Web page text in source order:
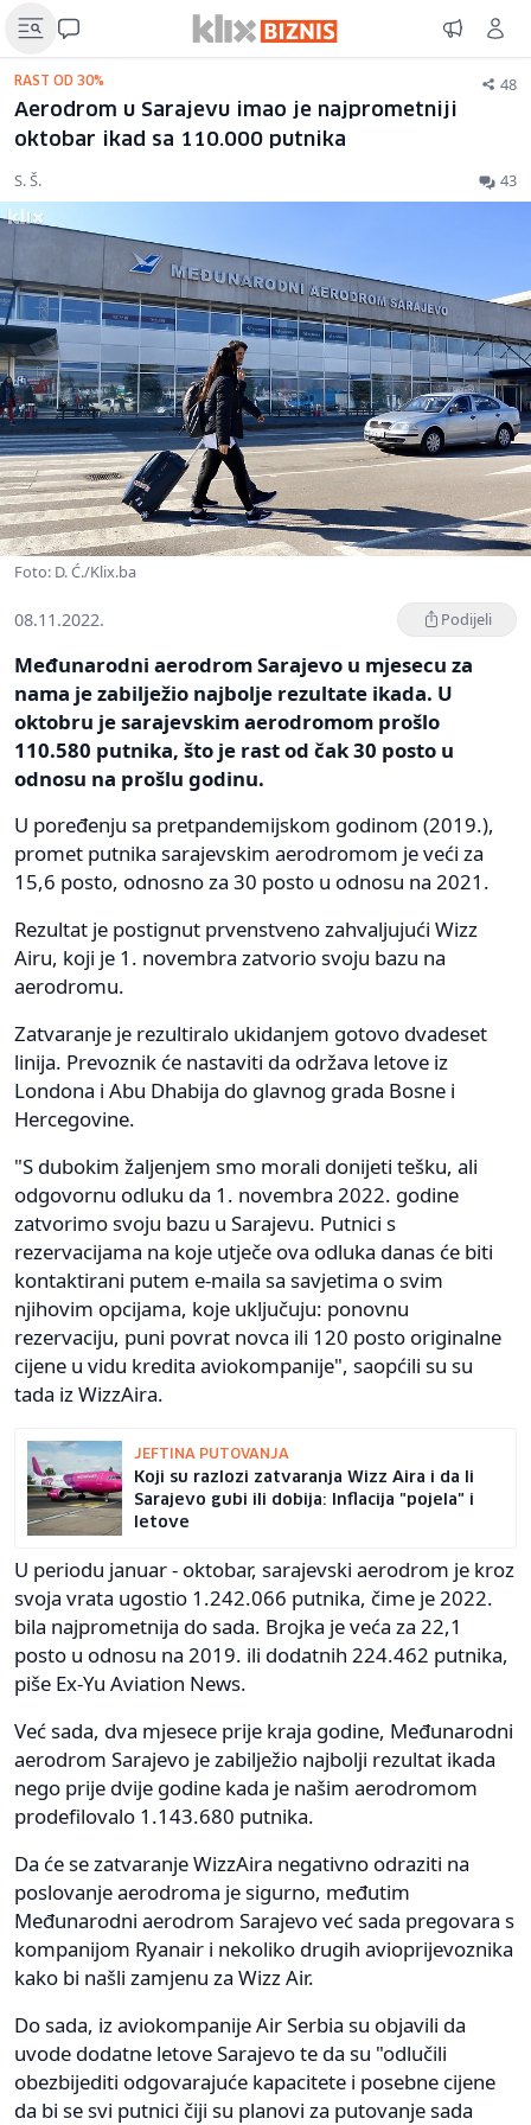
RAST OD 30% 48
Aerodrom u Sarajevu imao je najprometniji
oktobar ikad sa 110.000 putnika
S. Š. 43
Foto: D. Ć./Klix.ba
08.11.2022. Podijeli
Međunarodni aerodrom Sarajevo u mjesecu za
nama je zabilježio najbolje rezultate ikada. U
oktobru je sarajevskim aerodromom prošlo
110.580 putnika, što je rast od čak 30 posto u
odnosu na prošlu godinu.
U poređenju sa pretpandemijskom godinom (2019.),
promet putnika sarajevskim aerodromom je veći za
15,6 posto, odnosno za 30 posto u odnosu na 2021.
Rezultat je postignut prvenstveno zahvaljujući Wizz
Airu, koji je 1. novembra zatvorio svoju bazu na
aerodromu.
Zatvaranje je rezultiralo ukidanjem gotovo dvadeset
linija. Prevoznik će nastaviti da održava letove iz
Londona i Abu Dhabija do glavnog grada Bosne i
Hercegovine.
"S dubokim žaljenjem smo morali donijeti tešku, ali
odgovornu odluku da 1. novembra 2022. godine
zatvorimo svoju bazu u Sarajevu. Putnici s
rezervacijama na koje utječe ova odluka danas će biti
kontaktirani putem e-maila sa savjetima o svim
njihovim opcijama, koje uključuju: ponovnu
rezervaciju, puni povrat novca ili 120 posto originalne
cijene u vidu kredita aviokompanije", saopćili su su
tada iz WizzAira.
JEFTINA PUTOVANJA
Koji su razlozi zatvaranja Wizz Aira i da li
Sarajevo gubi ili dobija: Inflacija "pojela" i
letove
U periodu januar - oktobar, sarajevski aerodrom je kroz
svoja vrata ugostio 1.242.066 putnika, čime je 2022.
bila najprometnija do sada. Brojka je veća za 22,1
posto u odnosu na 2019. ili dodatnih 224.462 putnika,
piše Ex-Yu Aviation News.
Već sada, dva mjesece prije kraja godine, Međunarodni
aerodrom Sarajevo je zabilježio najbolji rezultat ikada
nego prije dvije godine kada je našim aerodromom
prodefilovalo 1.143.680 putnika.
Da će se zatvaranje WizzAira negativno odraziti na
poslovanje aerodroma je sigurno, međutim
Međunarodni aerodrom Sarajevo već sada pregovara s
kompanijom Ryanair i nekoliko drugih avioprijevoznika
kako bi našli zamjenu za Wizz Air.
Do sada, iz aviokompanije Air Serbia su objavili da
uvode dodatne letove Sarajevo te da su "odlučili
obezbijediti odgovarajuće kapacitete i posebne cijene
da bi se svi putnici čiji su planovi za putovanje sada